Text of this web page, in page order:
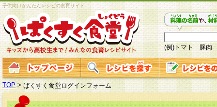
子供向けかんたんレシピの食育サイト
(例)トマト 豚肉
TOP > ぱくすく食堂ログインフォーム